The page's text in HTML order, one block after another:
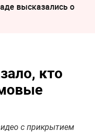
высказались о
кто
с прикрытием